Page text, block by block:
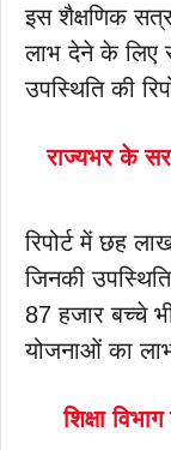
इस शैक्षणिक सत्र
लाभ देने के लिए
उपस्थिति की
राज्यभर के
रिपोर्ट में छह
जिनकी
87 हजार बच्चे भी
योजनाओं का लाभ
शिक्षा